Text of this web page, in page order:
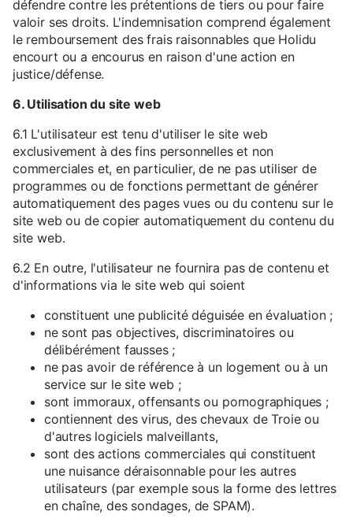
défendre contre les prétentions de tiers ou pour faire
valoir ses droits. L'indemnisation comprend également
le remboursement des frais raisonnables que Holidu
encourt ou a encourus en raison d'une action en
justice/défense.
6. Utilisation du site web
6.1 L'utilisateur est tenu d'utiliser le site web
exclusivement à des fins personnelles et non
commerciales et, en particulier, de ne pas utiliser de
programmes ou de fonctions permettant de générer
automatiquement des pages vues ou du contenu sur le
site web ou de copier automatiquement du contenu du
site web.
6.2 En outre, l'utilisateur ne fournira pas de contenu et
d'informations via le site web qui soient
constituent une publicité déguisée en évaluation ;
ne sont pas objectives, discriminatoires ou
délibérément fausses ;
ne pas avoir de référence à un logement ou à un
service sur le site web ;
sont immoraux, offensants ou pornographiques ;
contiennent des virus, des chevaux de Troie ou
d'autres logiciels malveillants,
sont des actions commerciales qui constituent
une nuisance déraisonnable pour les autres
utilisateurs (par exemple sous la forme des lettres
en chaîne, des sondages, de SPAM).